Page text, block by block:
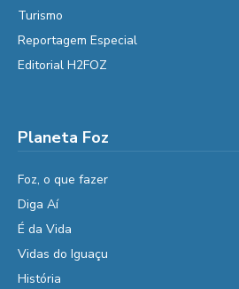
Turismo
Reportagem Especial
Editorial H2FOZ
Planeta Foz
Foz, o que fazer
Diga Aí
É da Vida
Vidas do Iguaçu
História